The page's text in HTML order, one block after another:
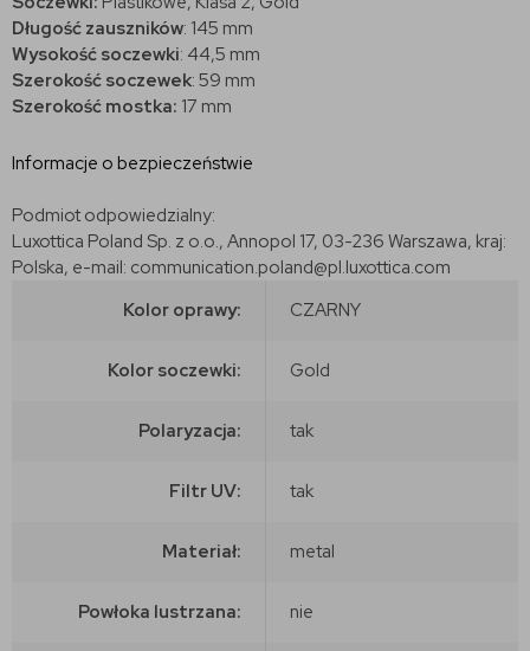
Długość zauszników: 145 mm
Wysokość soczewki: 44,5 mm
Szerokość soczewek: 59 mm
Szerokość mostka: 17 mm
Informacje o bezpieczeństwie
Podmiot odpowiedzialny:
Luxottica Poland Sp. z o.o., Annopol 17, 03-236 Warszawa, kraj:
Polska, e-mail: communication.poland@pl.luxottica.com
Kolor oprawy:
CZARNY
Kolor soczewki: Gold
Polaryzacja: tak
Filtr UV: tak
Materiał: metal
Powłoka lustrzana: nie